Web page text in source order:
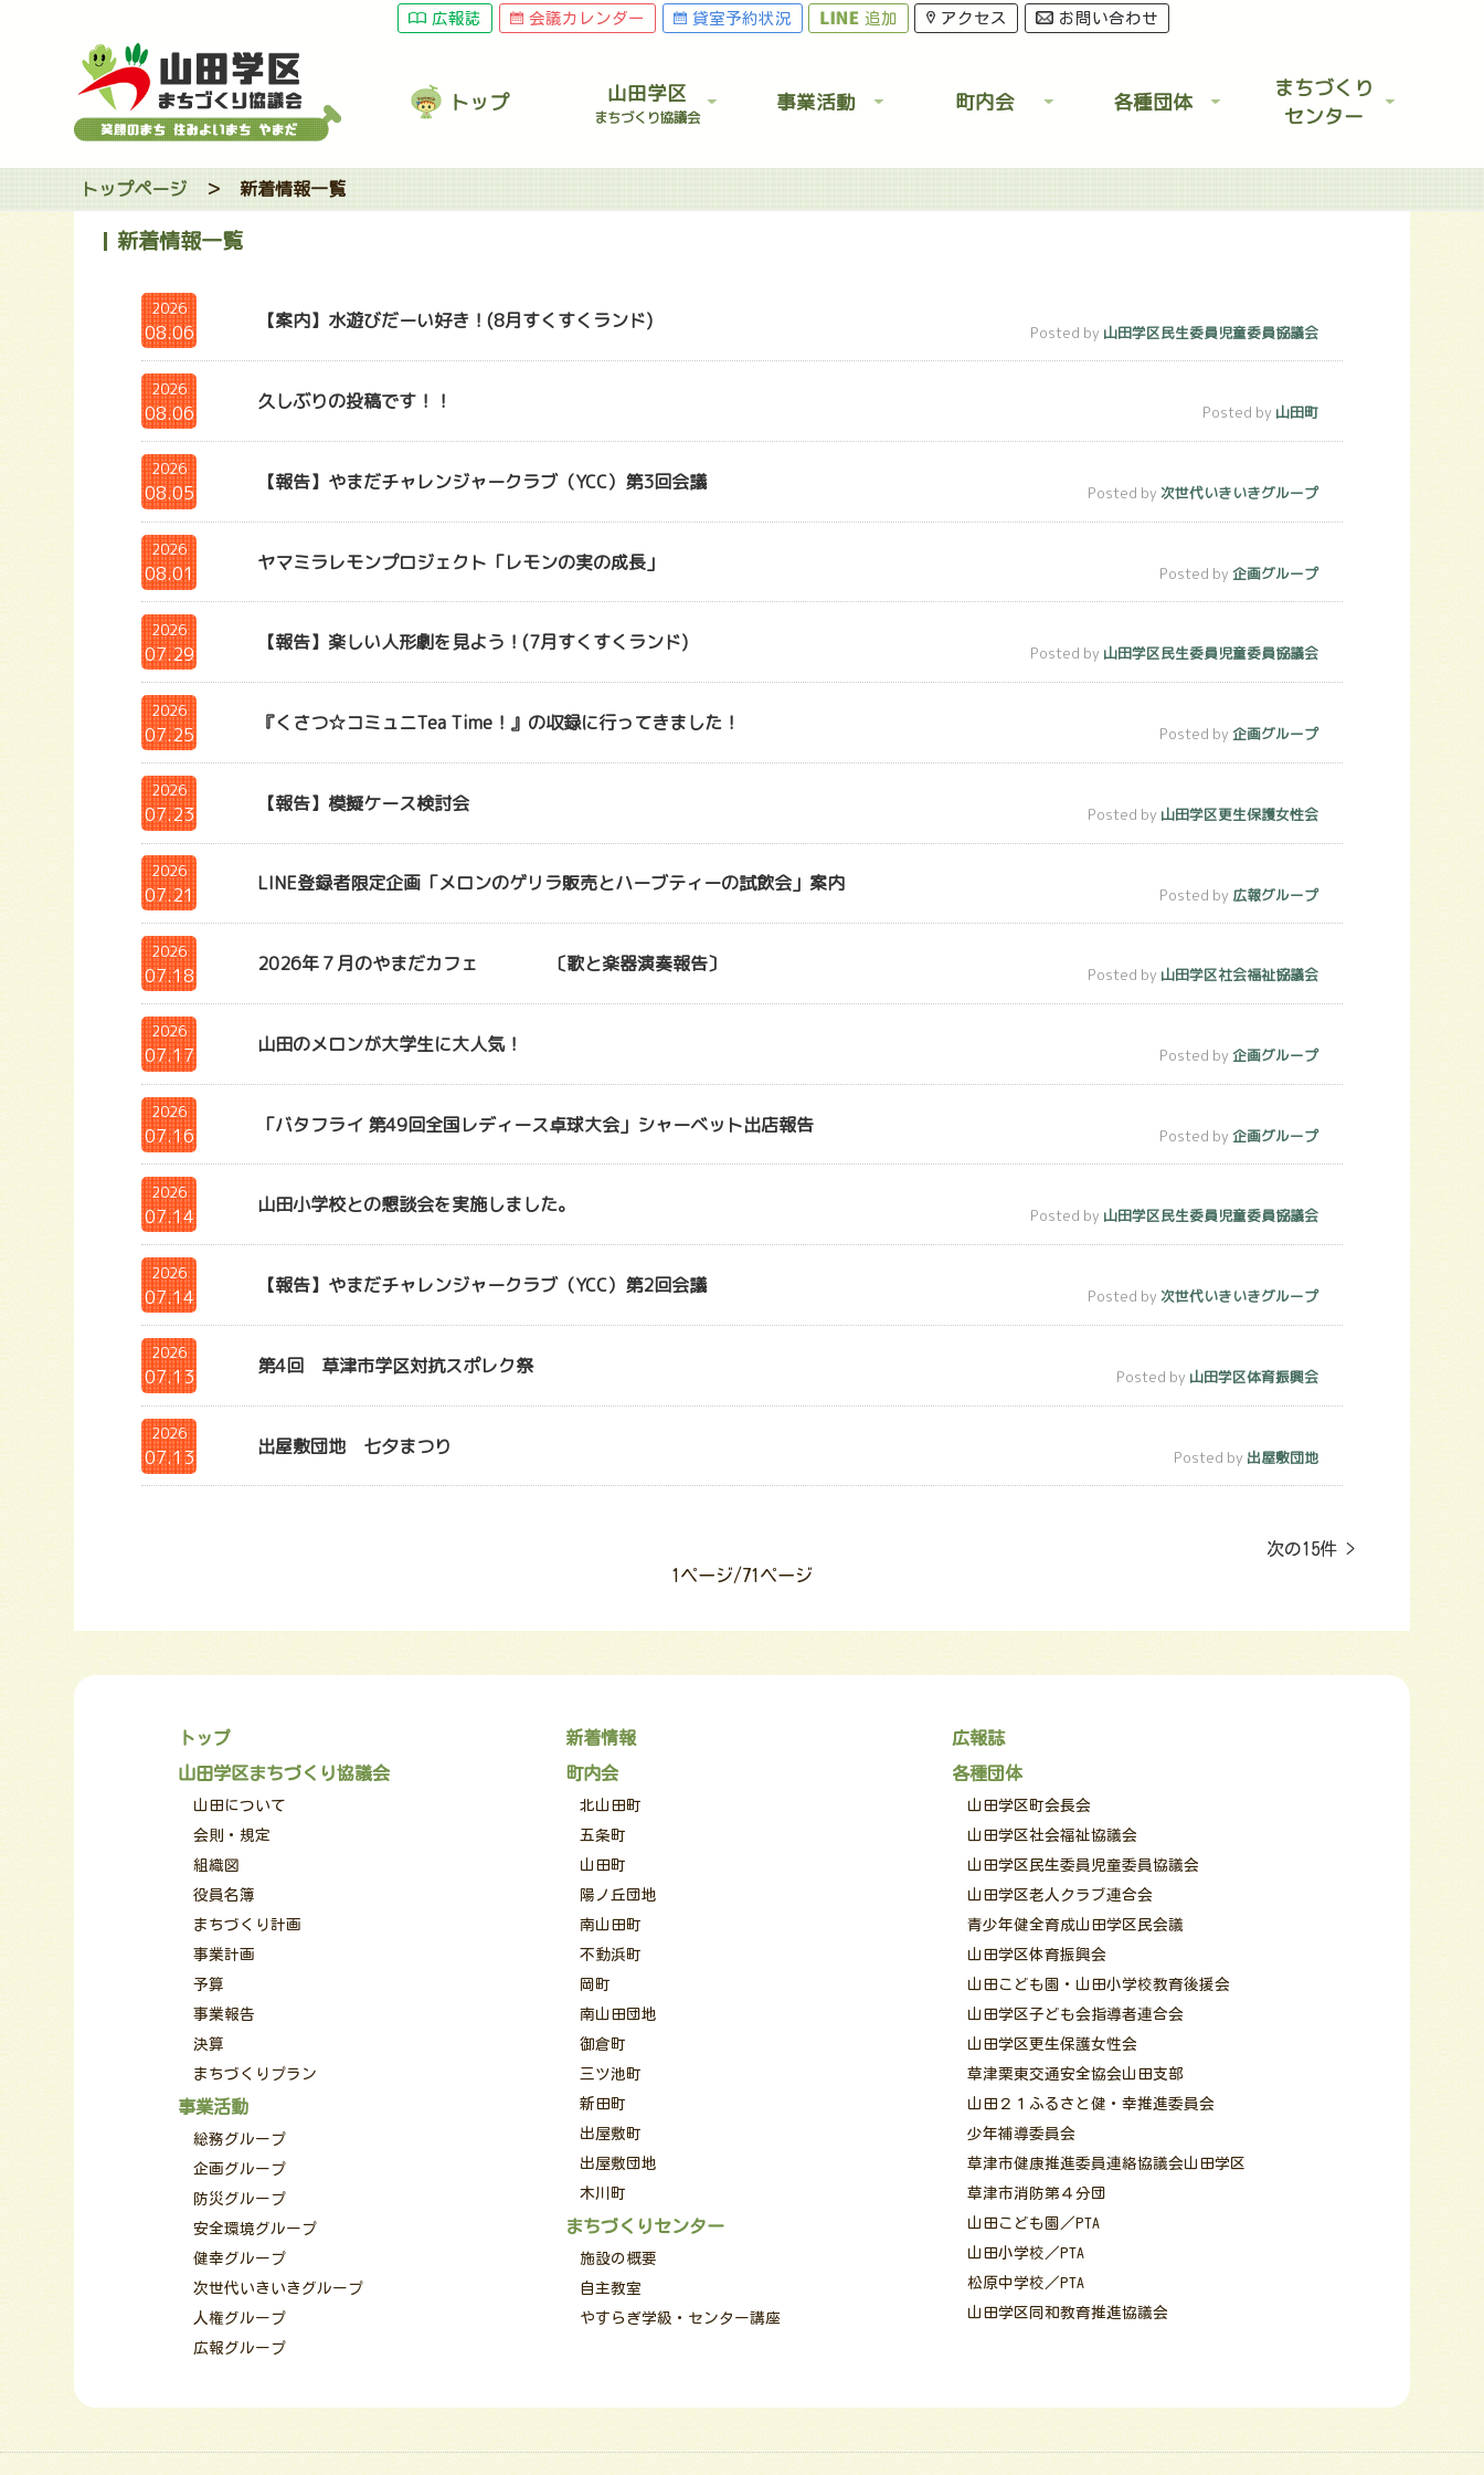
広報誌 会議カレンダー 貸室予約状況 追加 アクセス お問い合わせ
トップ 山田学区
まちづくり協議会
事業活動 町内会 各種団体
まちづくり
センター
トップページ ＞新着情報一覧
新着情報一覧
2026
08.06 【案内】水遊びだーい好き！(8月すくすくランド) Posted by 山田学区民生委員児童委員協議会
2026
08.06 久しぶりの投稿です！！ Posted by 山田町
2026
08.05 【報告】やまだチャレンジャークラブ（YCC）第3回会議 Posted by 次世代いきいきグループ
2026
08.01 ヤマミラレモンプロジェクト「レモンの実の成長」 Posted by 企画グループ
2026
07.29 【報告】楽しい人形劇を見よう！(7月すくすくランド) Posted by 山田学区民生委員児童委員協議会
2026
07.25 『くさつ☆コミュニTea Time！』の収録に行ってきました！ Posted by 企画グループ
2026
07.23 【報告】模擬ケース検討会 Posted by 山田学区更生保護女性会
2026
07.21 LINE登録者限定企画「メロンのゲリラ販売とハーブティーの試飲会」案内 Posted by 広報グループ
2026
07.18 2026年７月のやまだカフェ 〔歌と楽器演奏報告〕 Posted by 山田学区社会福祉協議会
2026
07.17 山田のメロンが大学生に大人気！ Posted by 企画グループ
2026
07.16 「バタフライ 第49回全国レディース卓球大会」シャーベット出店報告 Posted by 企画グループ
2026
07.14 山田小学校との懇談会を実施しました。 Posted by 山田学区民生委員児童委員協議会
2026
07.14 【報告】やまだチャレンジャークラブ（YCC）第2回会議 Posted by 次世代いきいきグループ
2026
07.13 第4回 草津市学区対抗スポレク祭 Posted by 山田学区体育振興会
2026
07.13 出屋敷団地 七夕まつり Posted by 出屋敷団地
次の15件 >
1ページ/71ページ
トップ
山田学区まちづくり協議会
山田について
会則・規定
組織図
役員名簿
まちづくり計画
事業計画
予算
事業報告
決算
まちづくりプラン
事業活動
総務グループ
企画グループ
防災グループ
安全環境グループ
健幸グループ
次世代いきいきグループ
人権グループ
広報グループ
新着情報
町内会
北山田町
五条町
山田町
陽ノ丘団地
南山田町
不動浜町
岡町
南山田団地
御倉町
三ツ池町
新田町
出屋敷町
出屋敷団地
木川町
まちづくりセンター
施設の概要
自主教室
やすらぎ学級・センター講座
広報誌
各種団体
山田学区町会長会
山田学区社会福祉協議会
山田学区民生委員児童委員協議会
山田学区老人クラブ連合会
青少年健全育成山田学区民会議
山田学区体育振興会
山田こども園・山田小学校教育後援会
山田学区子ども会指導者連合会
山田学区更生保護女性会
草津栗東交通安全協会山田支部
山田２１ふるさと健・幸推進委員会
少年補導委員会
草津市健康推進委員連絡協議会山田学区
草津市消防第４分団
山田こども園／PTA
山田小学校／PTA
松原中学校／PTA
山田学区同和教育推進協議会